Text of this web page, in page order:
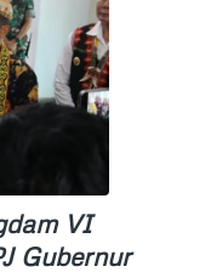
VI
Gubernur